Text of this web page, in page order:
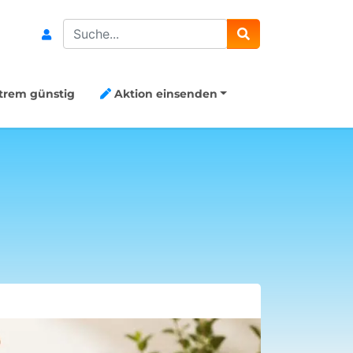
Search
günstig Aktion einsenden